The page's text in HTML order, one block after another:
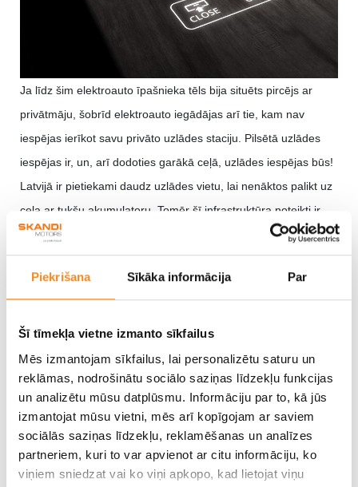
Piekrišana Sīkāka informācija Par
Šī tīmekļa vietne izmanto sīkfailus
Mēs izmantojam sīkfailus, lai personalizētu saturu un
reklāmas, nodrošinātu sociālo saziņas līdzekļu funkcijas
un analizētu mūsu datplūsmu. Informāciju par to, kā jūs
izmantojat mūsu vietni, mēs arī kopīgojam ar saviem
sociālās saziņas līdzekļu, reklamēšanas un analīzes
partneriem, kuri to var apvienot ar citu informāciju, ko
viņiem sniedzat vai ko viņi apkopo, kad lietojat viņu
Ja līdz šim elektroauto īpašnieka tēls bija situēts pircējs ar
privātmāju, šobrīd elektroauto iegādājas arī tie, kam nav
iespējas ierīkot savu privāto uzlādes staciju. Pilsētā uzlādes
iespējas ir, un, arī dodoties garākā ceļā, uzlādes iespējas būs!
Latvijā ir pietiekami daudz uzlādes vietu, lai nenāktos palikt uz
ceļa ar tukšu akumulatoru. Tomēr šī infrastruktūra noteikti ir
jāpaplašina daudz straujāk, nekā tas līdz šim ir noticis, lai
atvieglotu autovadītājiem maršruta plānošanu. Pilnīgi noteikti
pozitīvu efektu dos Ministru kabineta noteikumu Nr. 331 “
būves
“” 5.1 Prasības elektromobilitātei, kas paredz, ka publiskās
ēkās ar vairāk nekā desmit autostāvvietām jābūt vismaz
vienam elektrotransportlīdzekļu uzlādes punktam, bet katrai
piektajai automašīnu stāvvietai jāparedz kanāli elektrības
kabeļiem, lai nepieciešamības gadījumā varētu ierīkot
elektrotransportlīdzekļu uzlādes punktus.